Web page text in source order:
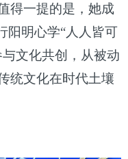
得一提的是，她成
阳明心学“人人皆可
文化共创，从被动
统文化在时代土壤